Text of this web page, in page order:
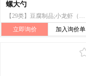
螺大勺
【29类】豆腐制品;小龙虾（非活）;腌制蔬菜;贝壳类动物（非活）;鸭脖;鸭肉;熟肉制品;鱼（非活）;加工过的肉;田螺（非活）
立即询价
加入询价单